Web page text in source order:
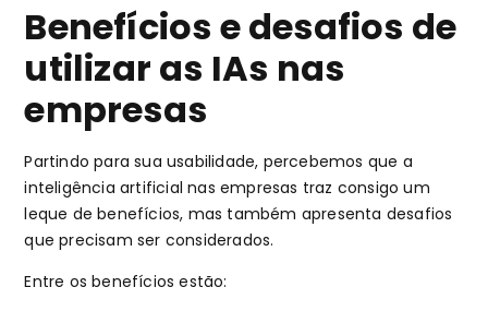
Benefícios e desafios de
utilizar as IAs nas
empresas
Partindo para sua usabilidade, percebemos que a
inteligência artificial nas empresas traz consigo um
leque de benefícios, mas também apresenta desafios
que precisam ser considerados.
Entre os benefícios estão: